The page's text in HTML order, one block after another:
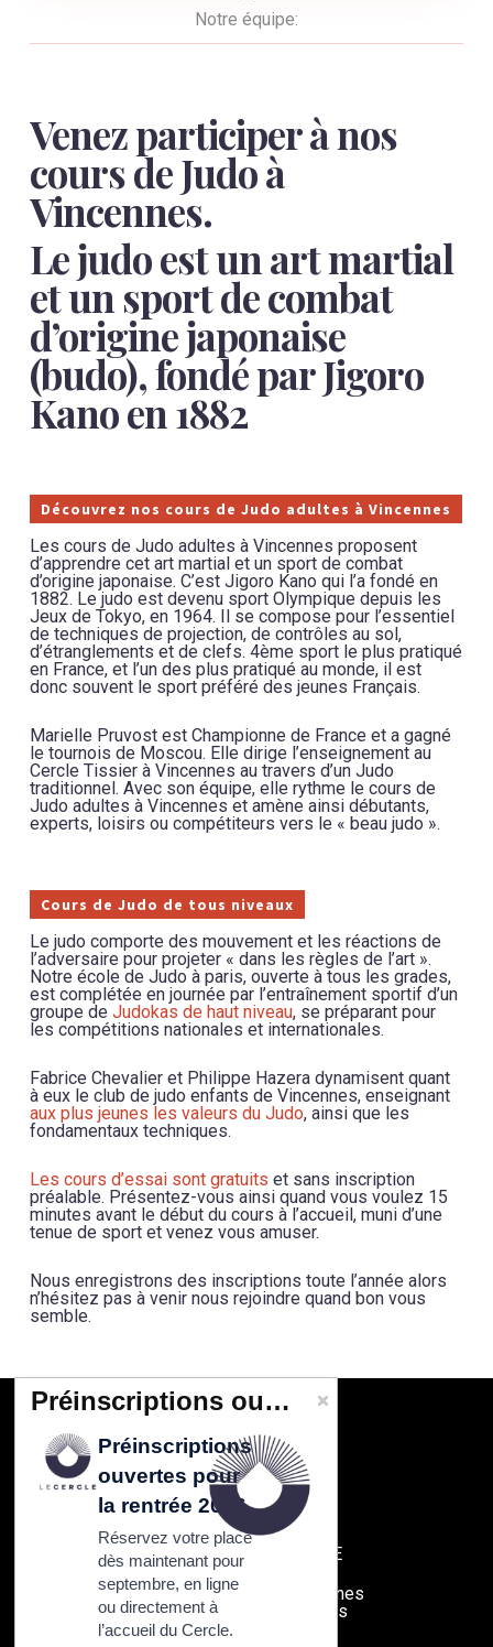
Notre équipe:
Venez participer à nos
cours de Judo à
Vincennes.
Le judo est un art martial
et un sport de combat
d’origine japonaise
(budo), fondé par Jigoro
Kano en 1882
Découvrez nos cours de Judo adultes à Vincennes
Les cours de Judo adultes à Vincennes proposent
d’apprendre cet art martial et un sport de combat
d’origine japonaise. C’est Jigoro Kano qui l’a fondé en
1882. Le judo est devenu sport Olympique depuis les
Jeux de Tokyo, en 1964. Il se compose pour l’essentiel
de techniques de projection, de contrôles au sol,
d’étranglements et de clefs. 4ème sport le plus pratiqué
en France, et l’un des plus pratiqué au monde, il est
donc souvent le sport préféré des jeunes Français.
Marielle Pruvost est Championne de France et a gagné
le tournois de Moscou. Elle dirige l’enseignement au
Cercle Tissier à Vincennes au travers d’un Judo
traditionnel. Avec son équipe, elle rythme le cours de
Judo adultes à Vincennes et amène ainsi débutants,
experts, loisirs ou compétiteurs vers le « beau judo ».
Cours de Judo de tous niveaux
Le judo comporte des mouvement et les réactions de
l’adversaire pour projeter « dans les règles de l’art ».
Notre école de Judo à paris, ouverte à tous les grades,
est complétée en journée par l’entraînement sportif d’un
groupe de Judokas de haut niveau, se préparant pour
les compétitions nationales et internationales.
Fabrice Chevalier et Philippe Hazera dynamisent quant
à eux le club de judo enfants de Vincennes, enseignant
aux plus jeunes les valeurs du Judo, ainsi que les
fondamentaux techniques.
Les cours d’essai sont gratuits et sans inscription
préalable. Présentez-vous ainsi quand vous voulez 15
minutes avant le début du cours à l’accueil, muni d’une
tenue de sport et venez vous amuser.
Nous enregistrons des inscriptions toute l’année alors
n’hésitez pas à venir nous rejoindre quand bon vous
semble.
CONTACT
Cercle Tissier
108 rue de Fontenay
94300 Vincennes
SAS au capital de 6000 E
Metro 1 Chateau de Vincennes
Bus 124 et 118
et d'autres
RER A Vincennes
Préinscriptions ouvertes pour la rentrée 2026
Préinscriptions
ouvertes pour
la rentrée 2026
Réservez votre place
dès maintenant pour
septembre, en ligne
ou directement à
l’accueil du Cercle.